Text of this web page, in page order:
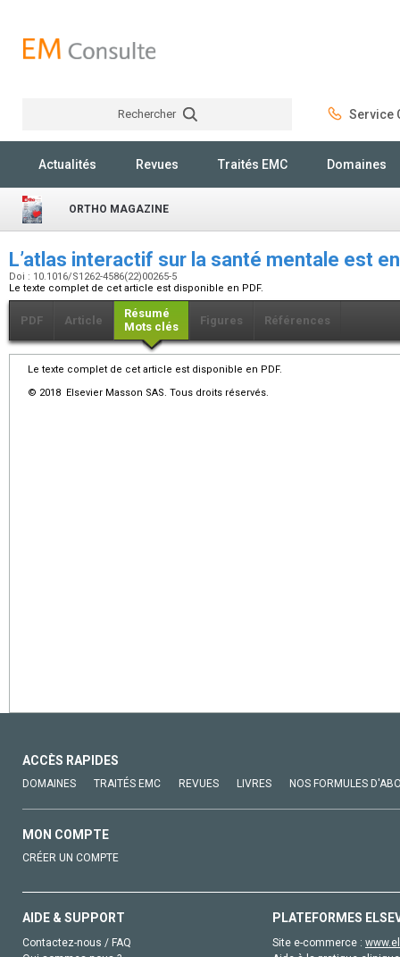
Rechercher Service
Actualités Revues Traités EMC Domaines
ORTHO MAGAZINE
L’atlas interactif sur la santé mentale est
Doi : 10.1016/S1262-4586(22)00265-5
Le texte complet de cet article est disponible en PDF.
PDF Article
Résumé
Mots clés
Figures Références
Le texte complet de cet article est disponible en PDF.
© 2018 Elsevier Masson SAS. Tous droits réservés.
ACCÈS RAPIDES
DOMAINES TRAITÉS EMC REVUES LIVRES NOS FORMULES
MON COMPTE
CRÉER UN COMPTE
AIDE & SUPPORT
Contactez-nous / FAQ
PLATEFORMES
Site e-commerce :